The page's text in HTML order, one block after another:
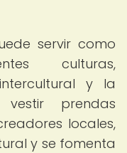
servir como
culturas,
y la
prendas
locales,
y se fomenta